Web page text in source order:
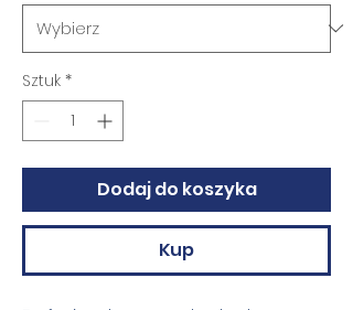
Sztuk *
Dodaj do koszyka
Kup